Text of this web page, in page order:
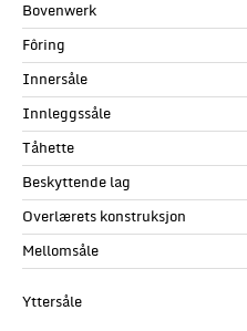
Bovenwerk
Fôring
Innersåle
Innleggssåle
Tåhette
Beskyttende lag
Overlærets konstruksjon
Mellomsåle
Yttersåle